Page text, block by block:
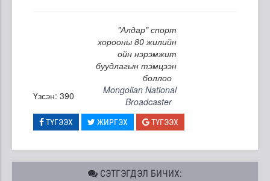
"Алдар" спорт
хорооны 80 жилийн
ойн нэрэмжит
буудлагын тэмцээн
боллоо
Үзсэн: 390
Mongolian National
Broadcaster
ТҮГЭЭХ ЖИРГЭХ ТҮГЭЭХ
СЭТГЭГДЭЛ БИЧИХ: